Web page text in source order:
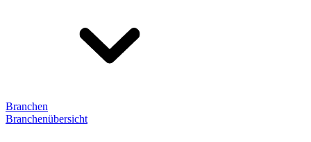
Branchen
Branchenübersicht